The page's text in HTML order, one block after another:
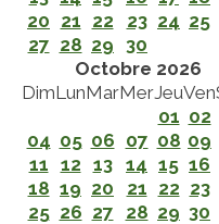
20 21 22 23 24 25
27 28 29 30
Octobre 2026
DimLunMarMerJeuVen
01 02
04 05 06 07 08 09
11 12 13 14 15 16
18 19 20 21 22 23
25 26 27 28 29 30